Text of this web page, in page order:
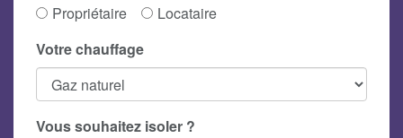
Propriétaire
Locataire
Votre chauffage
Vous souhaitez isoler ?